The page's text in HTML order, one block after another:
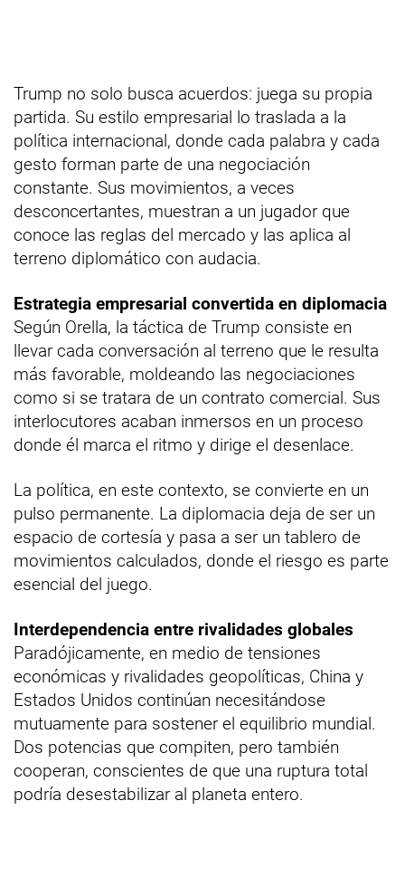
Trump no solo busca acuerdos: juega su propia
partida. Su estilo empresarial lo traslada a la
política internacional, donde cada palabra y cada
gesto forman parte de una negociación
constante. Sus movimientos, a veces
desconcertantes, muestran a un jugador que
conoce las reglas del mercado y las aplica al
terreno diplomático con audacia.
Estrategia empresarial convertida en diplomacia
Según Orella, la táctica de Trump consiste en
llevar cada conversación al terreno que le resulta
más favorable, moldeando las negociaciones
como si se tratara de un contrato comercial. Sus
interlocutores acaban inmersos en un proceso
donde él marca el ritmo y dirige el desenlace.
La política, en este contexto, se convierte en un
pulso permanente. La diplomacia deja de ser un
espacio de cortesía y pasa a ser un tablero de
movimientos calculados, donde el riesgo es parte
esencial del juego.
Interdependencia entre rivalidades globales
Paradójicamente, en medio de tensiones
económicas y rivalidades geopolíticas, China y
Estados Unidos continúan necesitándose
mutuamente para sostener el equilibrio mundial.
Dos potencias que compiten, pero también
cooperan, conscientes de que una ruptura total
podría desestabilizar al planeta entero.